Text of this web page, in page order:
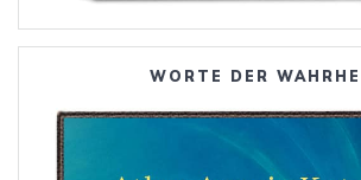
WORTE DER